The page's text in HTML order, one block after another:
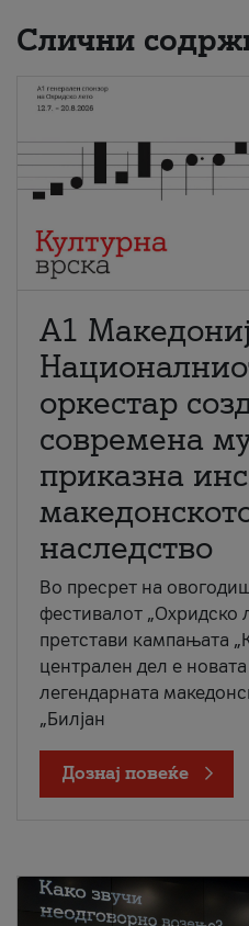
Слични
А1
оркестар
современа
приказна
наследство
Во пресрет на
фестивалот „Охридско
претстави кампањата
централен дел е
легендарната
„Билјан
Дознај повеќе